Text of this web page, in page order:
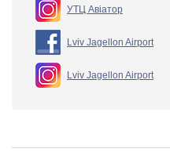
УТЦ Авіатор
Lviv Jagellon Airport
Lviv Jagellon Airport